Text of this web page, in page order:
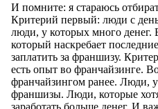
И помните: я стараюсь
Критерий первый: люди с
люди, у которых много
который наскребает
заплатить за франшизу.
есть опыт во франчайзинге.
франчайзингом ранее. Люди,
франшизы. Люди, которые
заработать больше денег. И